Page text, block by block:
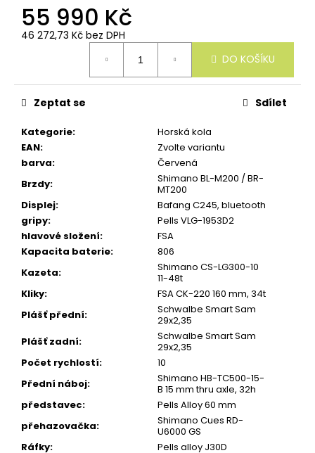
55 990 Kč
46 272,73 Kč bez DPH
DO KOŠÍKU
Kategorie:
Horská kola
EAN:
Zvolte variantu
barva:
Červená
Brzdy:
Shimano BL-M200 / BR-
MT200
Displej:
Bafang C245, bluetooth
gripy:
Pells VLG-1953D2
hlavové složení:
FSA
Kapacita baterie:
806
Kazeta:
Shimano CS-LG300-10
11-48t
Kliky:
FSA CK-220 160 mm, 34t
Plášť přední:
Schwalbe Smart Sam
29x2,35
Plášť zadní:
Schwalbe Smart Sam
29x2,35
Počet rychlostí:
10
Přední náboj:
Shimano HB-TC500-15-
B 15 mm thru axle, 32h
představec:
Pells Alloy 60 mm
přehazovačka:
Shimano Cues RD-
U6000 GS
Ráfky:
Pells alloy J30D
Zeptat se Sdílet
o
u
m